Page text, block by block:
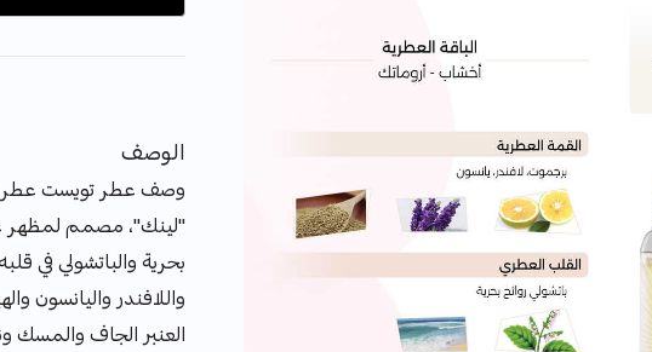
الوصف
وصف عطر تويست عطر
"لينك"، مصمم لمظهر
بحرية والباتشولي في
واللافندر واليانسون
العنبر الجاف والمسك